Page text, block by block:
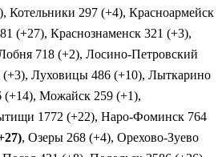
Котельники 297 (+4), Красноармейск
(+27), Краснознаменск 321 (+3),
718 (+2), Лосино-Петровский
Луховицы 486 (+10), Лыткарино
Можайск 259 (+1),
1772 (+22), Наро-Фоминск 764
, Озеры 268 (+4), Орехово-Зуево